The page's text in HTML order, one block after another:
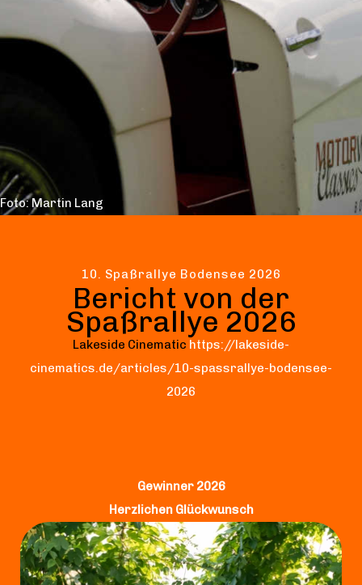
Foto: Martin Lang
10. Spaßrallye Bodensee 2026
Bericht von der
Spaßrallye 2026
Lakeside Cinematic https://lakeside-
cinematics.de/articles/10-spassrallye-bodensee-
2026
Gewinner 2026
Herzlichen Glückwunsch